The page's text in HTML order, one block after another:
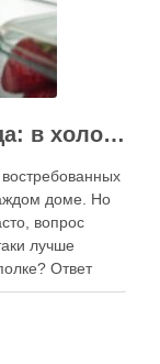
Как правильно хранить яйца: в холодильнике или на полке?
доме. Но
вопрос
лучше
Ответ
температуру